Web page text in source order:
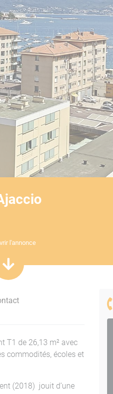
l'annonce
T1 de 26,13 m² avec
commodités, écoles et
(2018) jouit d’une